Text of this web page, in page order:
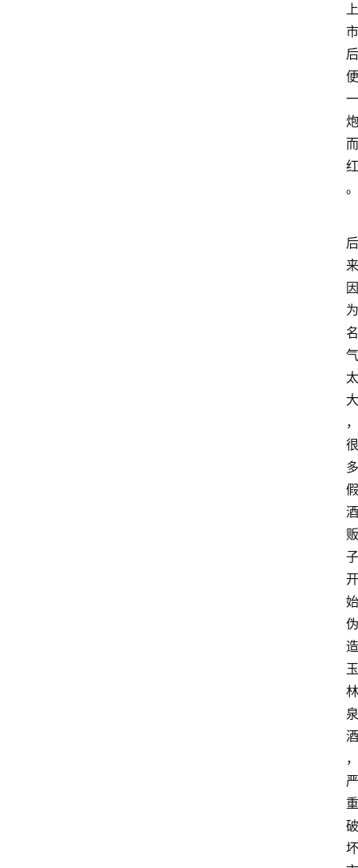
上
市
后
便
一
炮
而
红
。
后
来
因
为
名
气
太
大
，
很
多
假
酒
贩
子
开
始
伪
造
玉
林
泉
酒
，
严
重
破
坏